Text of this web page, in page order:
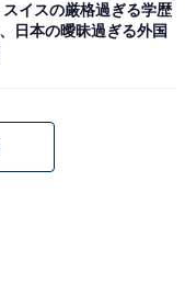
イスの厳格過ぎる学歴
日本の曖昧過ぎる外国